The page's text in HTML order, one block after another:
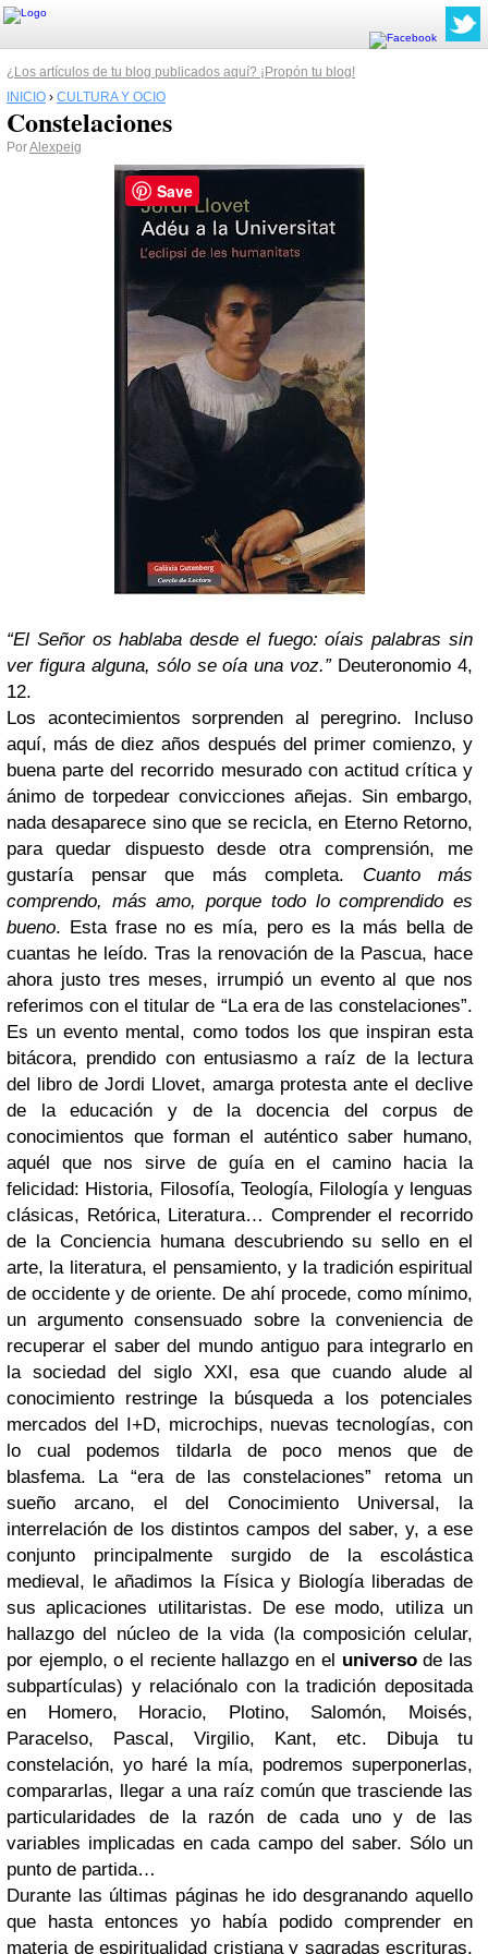
¿Los artículos de tu blog publicados aquí? ¡Propón tu blog!
INICIO › CULTURA Y OCIO
Constelaciones
PorAlexpeig
“El Señor os hablaba desde el fuego: oíais palabras sin
ver figura alguna, sólo se oía una voz.”Deuteronomio 4,
12.
Los acontecimientos sorprenden al peregrino. Incluso
aquí, más de diez años después del primer comienzo, y
buena parte del recorrido mesurado con actitud crítica y
ánimo de torpedear convicciones añejas. Sin embargo,
nada desaparece sino que se recicla, en Eterno Retorno,
para quedar dispuesto desde otra comprensión, me
gustaría pensar que más completa. Cuanto más
comprendo, más amo, porque todo lo comprendido es
bueno. Esta frase no es mía, pero es la más bella de
cuantas he leído. Tras la renovación de la Pascua, hace
ahora justo tres meses, irrumpió un evento al que nos
referimos con el titular de “La era de las constelaciones”.
Es un evento mental, como todos los que inspiran esta
bitácora, prendido con entusiasmo a raíz de la lectura
del libro de Jordi Llovet, amarga protesta ante el declive
de la educación y de la docencia del corpus de
conocimientos que forman el auténtico saber humano,
aquél que nos sirve de guía en el camino hacia la
felicidad: Historia, Filosofía, Teología, Filología y lenguas
clásicas, Retórica, Literatura… Comprender el recorrido
de la Conciencia humana descubriendo su sello en el
arte, la literatura, el pensamiento, y la tradición espiritual
de occidente y de oriente. De ahí procede, como mínimo,
un argumento consensuado sobre la conveniencia de
recuperar el saber del mundo antiguo para integrarlo en
la sociedad del siglo XXI, esa que cuando alude al
conocimiento restringe la búsqueda a los potenciales
mercados del I+D, microchips, nuevas tecnologías, con
lo cual podemos tildarla de poco menos que de
blasfema. La “era de las constelaciones” retoma un
sueño arcano, el del Conocimiento Universal, la
interrelación de los distintos campos del saber, y, a ese
conjunto principalmente surgido de la escolástica
medieval, le añadimos la Física y Biología liberadas de
sus aplicaciones utilitaristas. De ese modo, utiliza un
hallazgo del núcleo de la vida (la composición celular,
por ejemplo, o el reciente hallazgo en el universode las
subpartículas) y relaciónalo con la tradición depositada
en Homero, Horacio, Plotino, Salomón, Moisés,
Paracelso, Pascal, Virgilio, Kant, etc. Dibuja tu
constelación, yo haré la mía, podremos superponerlas,
compararlas, llegar a una raíz común que trasciende las
particularidades de la razón de cada uno y de las
variables implicadas en cada campo del saber. Sólo un
punto de partida…
Durante las últimas páginas he ido desgranando aquello
que hasta entonces yo había podido comprender en
materia de espiritualidad cristiana y sagradas escrituras.
Save